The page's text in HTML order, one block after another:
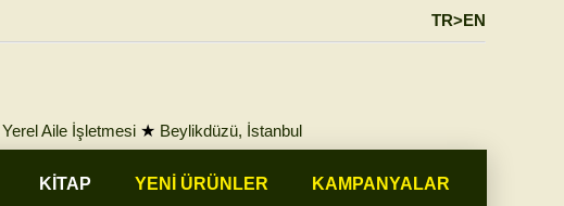
TR>EN
Yerel Aile İşletmesi ★ Beylikdüzü, İstanbul
KİTAP YENİ ÜRÜNLER KAMPANYALAR